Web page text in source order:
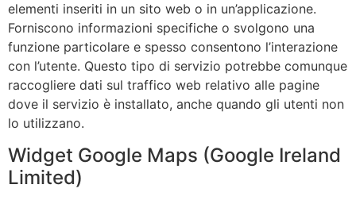
elementi inseriti in un sito web o in un’applicazione.
Forniscono informazioni specifiche o svolgono una
funzione particolare e spesso consentono l’interazione
con l’utente. Questo tipo di servizio potrebbe comunque
raccogliere dati sul traffico web relativo alle pagine
dove il servizio è installato, anche quando gli utenti non
lo utilizzano.
Widget Google Maps (Google Ireland
Limited)